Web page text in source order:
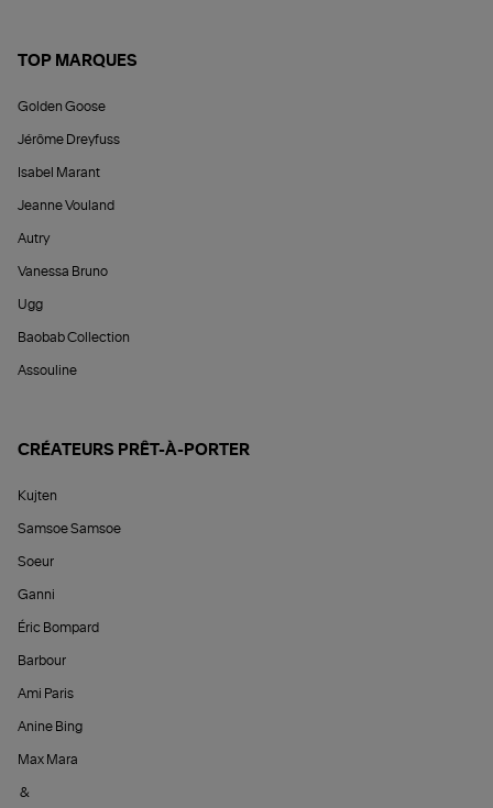
TOP MARQUES
Golden Goose
Jérôme Dreyfuss
Isabel Marant
Jeanne Vouland
Autry
Vanessa Bruno
Ugg
Baobab Collection
Assouline
CRÉATEURS PRÊT-À-PORTER
Kujten
Samsoe Samsoe
Soeur
Ganni
Éric Bompard
Barbour
Ami Paris
Anine Bing
Max Mara
&